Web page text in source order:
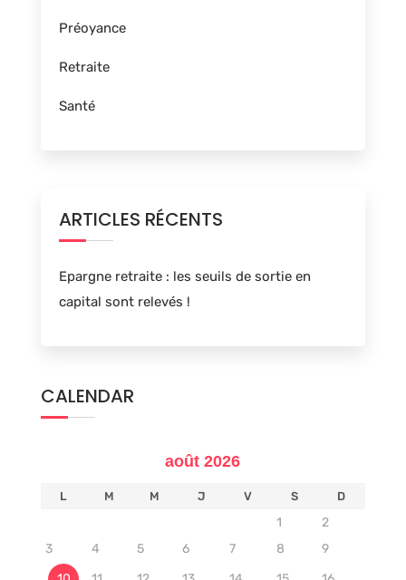
Préoyance
Retraite
Santé
ARTICLES RÉCENTS
Epargne retraite : les seuils de sortie en
capital sont relevés !
CALENDAR
août 2026
L M M J V S D
1
2
3
4 5 6 7 8
9